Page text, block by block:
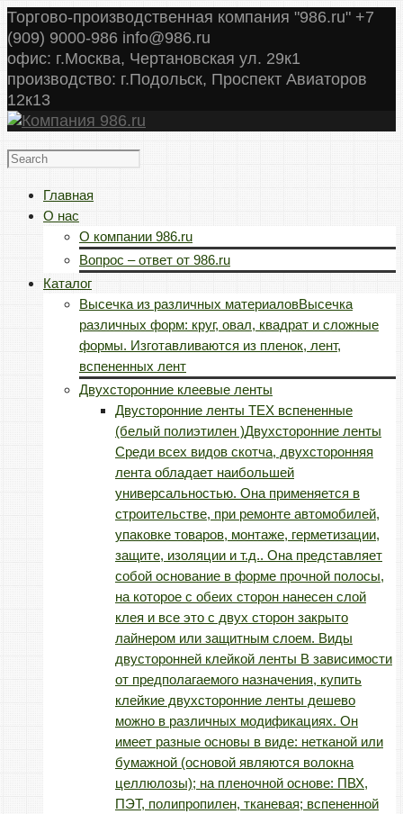
Торгово-производственная компания "986.ru" +7
(909) 9000-986 info@986.ru
офис: г.Москва, Чертановская ул. 29к1
производство: г.Подольск, Проспект Авиаторов
12к13
Главная
О нас
О компании 986.ru
Вопрос – ответ от 986.ru
Каталог
Высечка из различных материаловВысечка
различных форм: круг, овал, квадрат и сложные
формы. Изготавливаются из пленок, лент,
вспененных лент
Двухсторонние клеевые ленты
Двусторонние ленты TEX вспененные
(белый полиэтилен )Двухсторонние ленты
Среди всех видов скотча, двухсторонняя
лента обладает наибольшей
универсальностью. Она применяется в
строительстве, при ремонте автомобилей,
упаковке товаров, монтаже, герметизации,
защите, изоляции и т.д.. Она представляет
собой основание в форме прочной полосы,
на которое с обеих сторон нанесен слой
клея и все это с двух сторон закрыто
лайнером или защитным слоем. Виды
двусторонней клейкой ленты В зависимости
от предполагаемого назначения, купить
клейкие двухсторонние ленты дешево
можно в различных модификациях. Он
имеет разные основы в виде: нетканой или
бумажной (основой являются волокна
целлюлозы); на пленочной основе: ПВХ,
ПЭТ, полипропилен, тканевая; вспененной